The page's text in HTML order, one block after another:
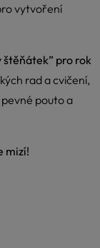
vytvoření
štěňátek” pro rok
rad a cvičení,
pouto a
mizí!